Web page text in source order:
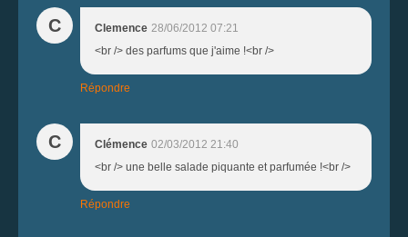
C Clemence 28/06/2012 07:21
<br /> des parfums que j'aime !<br />
Répondre
C Clémence 02/03/2012 21:40
<br /> une belle salade piquante et parfumée !<br />
Répondre